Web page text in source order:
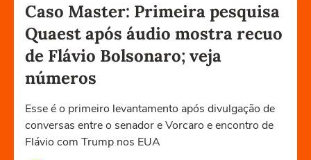
Caso Master: Primeira pesquisa
Quaest após áudio mostra recuo
de Flávio Bolsonaro; veja
números
Esse é o primeiro levantamento após divulgação de
conversas entre o senador e Vorcaro e encontro de
Flávio com Trump nos EUA